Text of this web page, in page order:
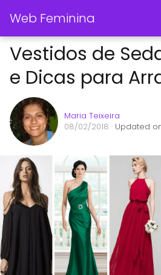
Web Feminina
Vestidos de
e Dicas para
Maria Teixeira
08/02/2018 · Updated